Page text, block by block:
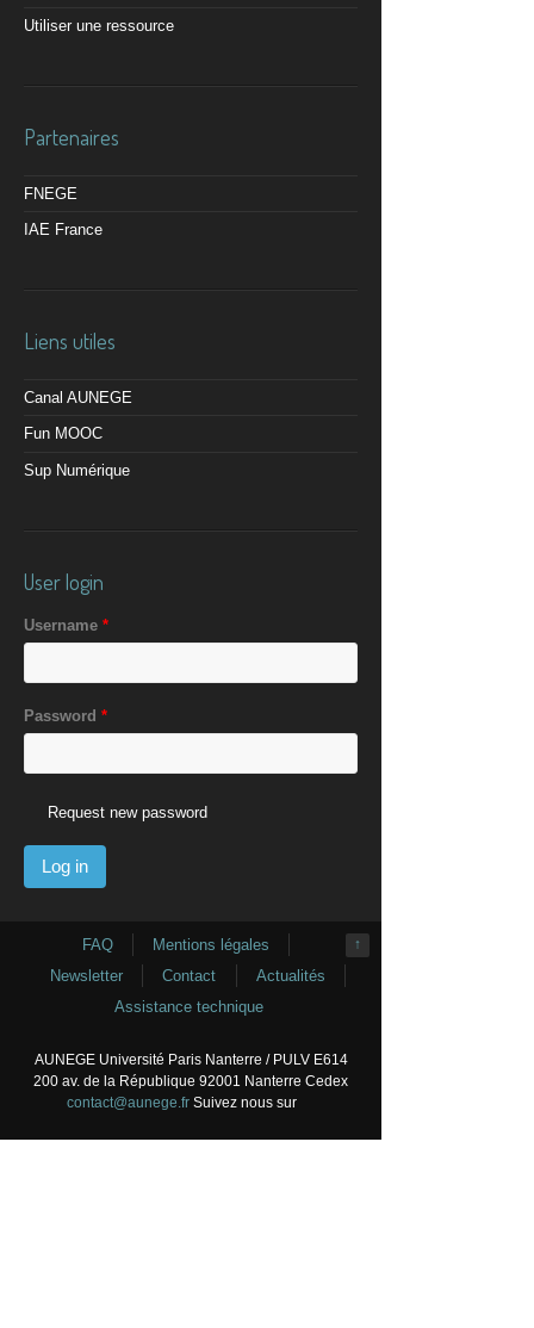
Utiliser une ressource
Partenaires
FNEGE
IAE France
Liens utiles
Canal AUNEGE
Fun MOOC
Sup Numérique
User login
Username *
Password *
Request new password
↑
FAQ
Mentions légales
Newsletter
Contact
Actualités
Assistance technique
AUNEGE Université Paris Nanterre / PULV E614
200 av. de la République 92001 Nanterre Cedex
contact@aunege.frSuivez nous sur